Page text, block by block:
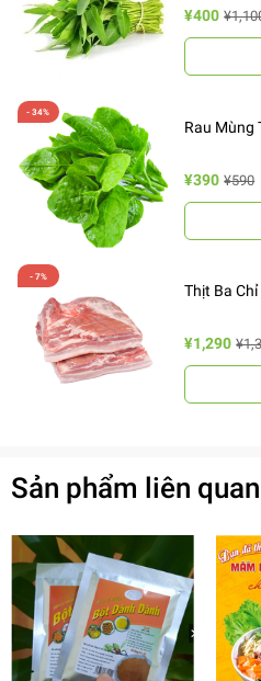
¥400
Rau Mùng
¥390 ¥590
Thịt Ba
¥1,290
Sản phẩm liên quan